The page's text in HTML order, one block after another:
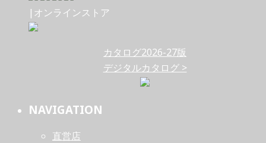
|オンラインストア
カタログ2026-27版
デジタルカタログ >
NAVIGATION
直営店